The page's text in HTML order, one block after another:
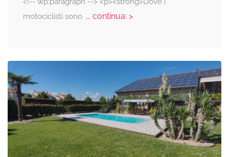
motociclisti sono... continua: >